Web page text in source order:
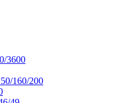
3600
160/200